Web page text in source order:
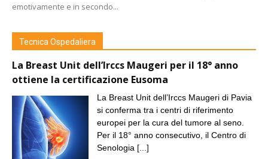
emotivamente e in secondo...
Tecnica Ospedaliera
La Breast Unit dell’Irccs Maugeri per il 18° anno
ottiene la certificazione Eusoma
La Breast Unit dell’Irccs Maugeri di Pavia
si conferma tra i centri di riferimento
europei per la cura del tumore al seno.
Per il 18° anno consecutivo, il Centro di
Senologia [...]